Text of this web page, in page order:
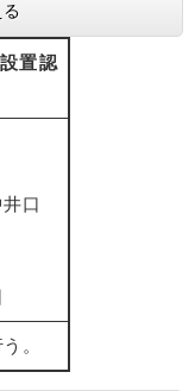
置認
口
。